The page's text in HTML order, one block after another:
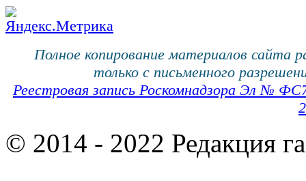
Полное копирование материалов сайта
только с письменного
Реестровая запись Роскомнадзора Эл №
© 2014 - 2022 Редакция